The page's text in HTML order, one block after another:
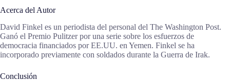
Acerca del Autor
David Finkel es un periodista del personal del The Washington Post.
Ganó el Premio Pulitzer por una serie sobre los esfuerzos de
democracia financiados por EE.UU. en Yemen. Finkel se ha
incorporado previamente con soldados durante la Guerra de Irak.
Conclusión